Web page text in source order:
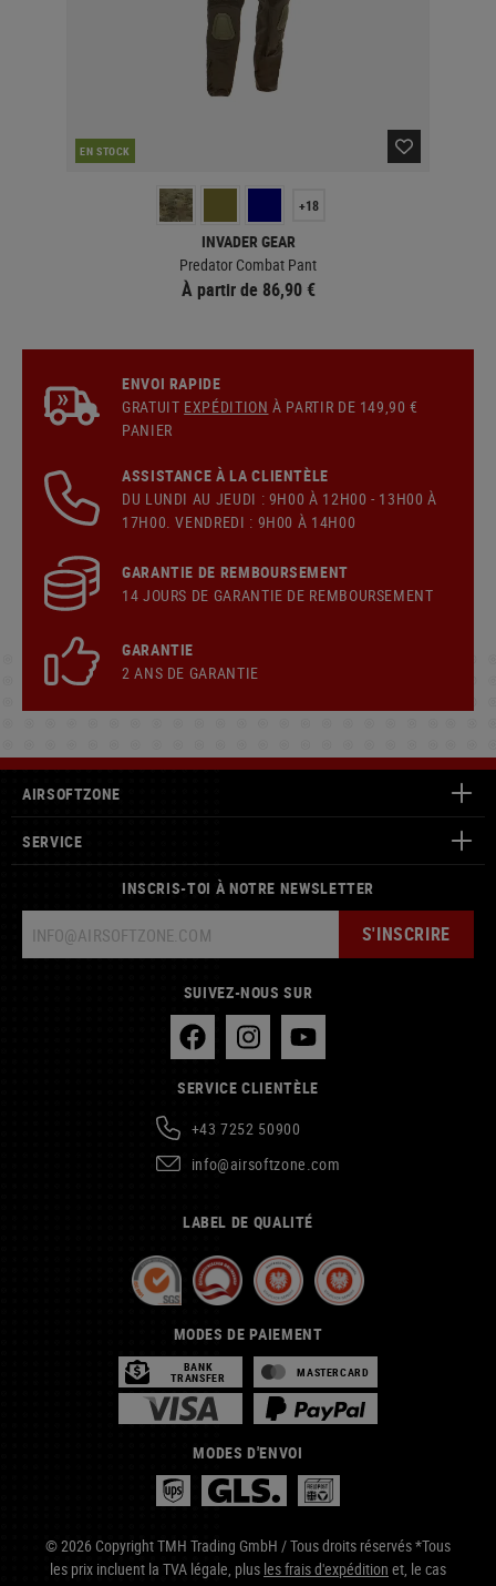
EN STOCK
+18
INVADER GEAR
Predator Combat Pant
À partir de 86,90 €
ENVOI RAPIDE
GRATUIT EXPÉDITION À PARTIR DE 149,90 €
PANIER
ASSISTANCE À LA CLIENTÈLE
DU LUNDI AU JEUDI : 9H00 À 12H00 - 13H00 À
17H00. VENDREDI : 9H00 À 14H00
GARANTIE DE REMBOURSEMENT
14 JOURS DE GARANTIE DE REMBOURSEMENT
GARANTIE
2 ANS DE GARANTIE
AIRSOFTZONE
SERVICE
INSCRIS-TOI À NOTRE NEWSLETTER
S'INSCRIRE
SUIVEZ-NOUS SUR
SERVICE CLIENTÈLE
+43 7252 50900
info@airsoftzone.com
LABEL DE QUALITÉ
MODES DE PAIEMENT
BANK
TRANSFER MASTERCARD
MODES D'ENVOI
© 2026 Copyright TMH Trading GmbH / Tous droits réservés *Tous
les prix incluent la TVA légale, plus les frais d'expédition et, le cas